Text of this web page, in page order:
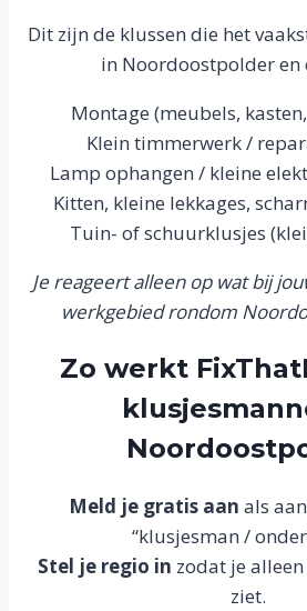
Dit zijn de klussen die het
in Noordoostpolder en
Montage (meubels,
Klein timmerwerk /
Lamp ophangen / kleine
Kitten, kleine lekkages,
Tuin- of schuurklusjes
Je reageert alleen op wat bij
werkgebied rondom
Zo werkt
Meld je gratis aan als
“klusjesman /
Stel je regio in zodat je
ziet.